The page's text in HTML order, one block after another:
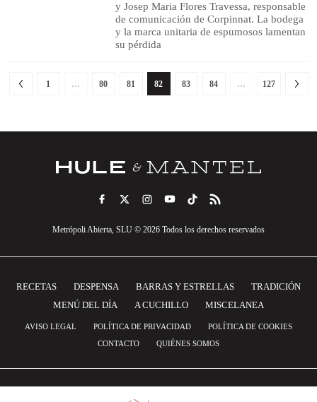
y Josep Maria Flores Travessa, responsable
de comunicación de Corpinnat. La bodega
y la marca unitaria de espumosos lamentan
su pérdida
1 … 80 81 82 83 84 … 127
Metrópoli Abierta, SLU © 2026 Todos los derechos reservados
RECETAS DESPENSA BARRAS Y ESTRELLAS
TRADICIÓN
MENÚ DEL DÍA
A CUCHILLO MISCELANEA
AVISO LEGAL POLÍTICA DE PRIVACIDAD
POLÍTICA DE COOKIES
CONTACTO
QUIÉNES SOMOS